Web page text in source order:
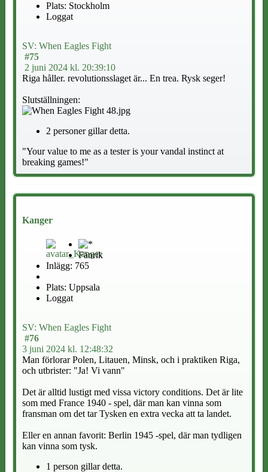
Plats: Stockholm
Loggat
SV: When Eagles Fight
#75
2 juni 2024 kl. 20:39:10
Riga håller. revolutionsslaget är... En trea. Rysk seger!
Slutställningen:
2 personer gillar detta.
"Your value to me as a tester is your vandal instinct at
breaking games!"
Kanger
Fänrik
Inlägg: 765
Plats: Uppsala
Loggat
SV: When Eagles Fight
#76
3 juni 2024 kl. 12:48:32
Man förlorar Polen, Litauen, Minsk, och i praktiken Riga,
och utbrister: "Ja! Vi vann"
Det är alltid lustigt med vissa victory conditions. Det är lite
som med France 1940 - spel, där man kan vinna som
fransman om det tar Tysken en extra vecka att ta landet.
Eller en annan favorit: Berlin 1945 -spel, där man tydligen
kan vinna som tysk.
1 person gillar detta.